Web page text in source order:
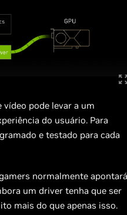
vídeo pode levar a um
do usuário. Para
e testado para cada
normalmente apontará
um driver tenha que ser
mais do que apenas isso.